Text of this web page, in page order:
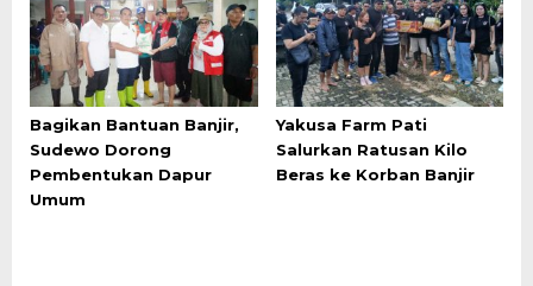
Bagikan Bantuan Banjir,
Sudewo Dorong
Pembentukan Dapur
Umum
Yakusa Farm Pati
Salurkan Ratusan Kilo
Beras ke Korban Banjir